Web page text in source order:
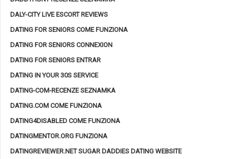
DALY-CITY LIVE ESCORT REVIEWS
DATING FOR SENIORS COME FUNZIONA
DATING FOR SENIORS CONNEXION
DATING FOR SENIORS ENTRAR
DATING IN YOUR 30S SERVICE
DATING-COM-RECENZE SEZNAMKA
DATING.COM COME FUNZIONA
DATING4DISABLED COME FUNZIONA
DATINGMENTOR.ORG FUNZIONA
DATINGREVIEWER.NET SUGAR DADDIES DATING WEBSITE